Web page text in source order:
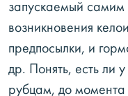
запускаемый
возникновения
предпосылки, и
др. Понять, есть ли
рубцам, до момента